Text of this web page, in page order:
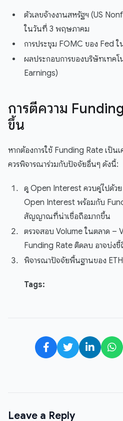
ตัวเลขจ้างงานสหรัฐฯ (US
ในวันที่ 3 พฤษภาคม
การประชุม FOMC ของ Fed
ผลประกอบการของบริษัทเทค
Earnings)
การตีความ
ขึ้น
หากต้องการใช้ Funding Rate เป็น
ควรพิจารณาร่วมกับปัจจัยอื่นๆ ดังนี้:
ดู Open Interest ควบคู่ไปด้ว
Open Interest พร้อมกับ
สัญญาณที่น่าเชื่อถือมากขึ้น
ตรวจสอบ Volume ในตลาด –
Funding Rate ติดลบ อาจบ่งชี้
พิจารณาปัจจัยพื้นฐานของ ETH
Tags:
Leave a Reply